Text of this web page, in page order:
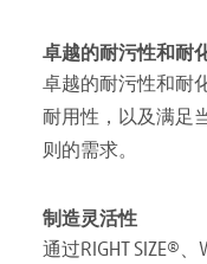
卓越的耐污性和耐
卓越的耐污性和耐
耐用性，以及满足
则的需求。
制造灵活性
通过RIGHT SIZE®